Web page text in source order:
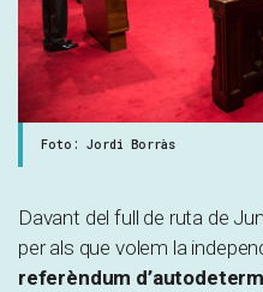
Foto: Jordi Borràs
Davant del full de ruta de
per als que volem la
referèndum